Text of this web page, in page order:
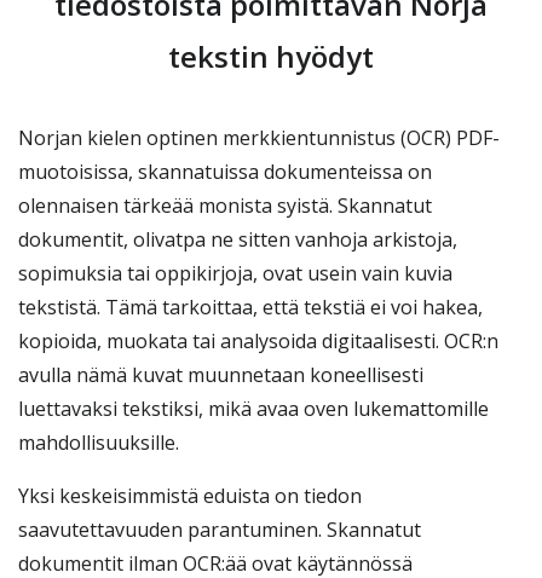
tekstin hyödyt
Norjan kielen optinen merkkientunnistus (OCR) PDF-
muotoisissa, skannatuissa dokumenteissa on
olennaisen tärkeää monista syistä. Skannatut
dokumentit, olivatpa ne sitten vanhoja arkistoja,
sopimuksia tai oppikirjoja, ovat usein vain kuvia
tekstistä. Tämä tarkoittaa, että tekstiä ei voi hakea,
kopioida, muokata tai analysoida digitaalisesti. OCR:n
avulla nämä kuvat muunnetaan koneellisesti
luettavaksi tekstiksi, mikä avaa oven lukemattomille
mahdollisuuksille.
Yksi keskeisimmistä eduista on tiedon
saavutettavuuden parantuminen. Skannatut
dokumentit ilman OCR:ää ovat käytännössä